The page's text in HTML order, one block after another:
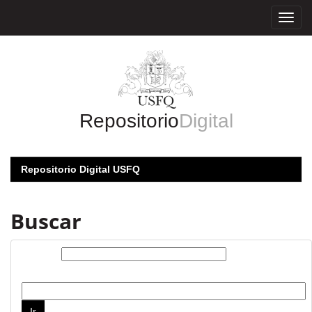
RepositorioDigital
Repositorio Digital USFQ
Buscar